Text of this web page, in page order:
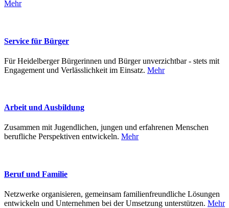
Mehr
Service für Bürger
Für Heidelberger Bürgerinnen und Bürger unverzichtbar - stets mit
Engagement und Verlässlichkeit im Einsatz. Mehr
Arbeit und Ausbildung
Zusammen mit Jugendlichen, jungen und erfahrenen Menschen
berufliche Perspektiven entwickeln. Mehr
Beruf und Familie
Netzwerke organisieren, gemeinsam familienfreundliche Lösungen
entwickeln und Unternehmen bei der Umsetzung unterstützen. Mehr